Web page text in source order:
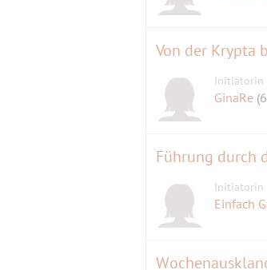
Von der Krypta
Initiatorin
GinaRe
Führung durch
Initiatorin
Einfach